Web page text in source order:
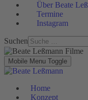
Über Beate
Termine
Instagram
Suchen
Mobile Menu Toggle
Home
Konzept